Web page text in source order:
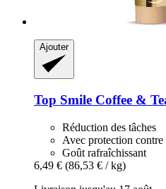
Ajouter
Top Smile Coffee &
Réduction des tâches
Avec protection contre
Goût rafraîchissant
6,49 € (86,53 € / kg)